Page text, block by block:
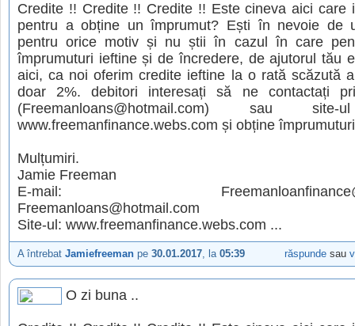
Credite !! Credite !! Credite !! Este cineva aici care
pentru a obține un împrumut? Ești în nevoie de
pentru orice motiv și nu știi în cazul în care
împrumuturi ieftine și de încredere, de ajutorul tău
aici, ca noi oferim credite ieftine la o rată scăzută
doar 2%. debitori interesați să ne contactați
(Freemanloans@hotmail.com) sau
www.freemanfinance.webs.com și obține
Mulțumiri.
Jamie Freeman
E-mail:
Freemanloans@hotmail.com
Site-ul: www.freemanfinance.webs.com ...
A întrebat Jamiefreeman pe 30.01.2017, la 05:39 răspunde sau
O zi buna ..